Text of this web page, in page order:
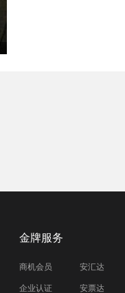
金牌服务
商机会员
企业认证
安汇达
安票达